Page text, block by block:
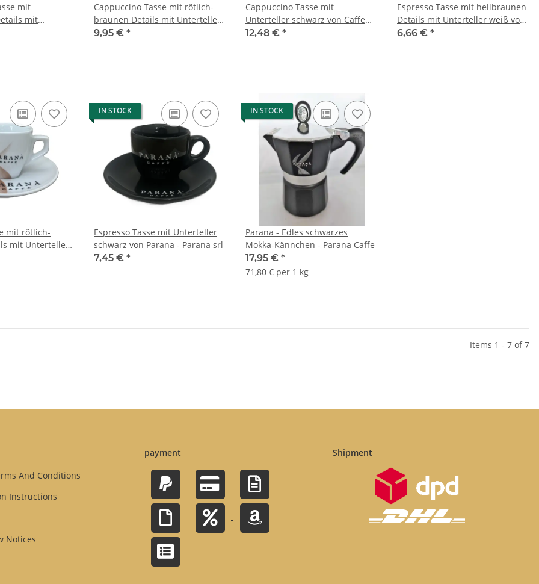
mit
mit
von Parana -
Cappuccino Tasse mit rötlich-
braunen Details mit Unterteller
weiß von Parana - Parana srl
9,95 € *
Cappuccino Tasse mit
Unterteller schwarz von Caffe
Parana - Parana srl
12,48 € *
Espresso Tasse mit hellbraunen
Details mit Unterteller weiß von
Caffe Parana - Parana srl
6,66 € *
mit rötlich-
mit Unterteller
- Parana srl
IN STOCK
Espresso Tasse mit Unterteller
schwarz von Parana - Parana srl
7,45 € *
IN STOCK
Parana - Edles schwarzes
Mokka-Kännchen - Parana Caffe
17,95 € *
71,80 € per 1 kg
Items 1 - 7 of 7
And Conditions
Instructions
Notices
payment Shipment